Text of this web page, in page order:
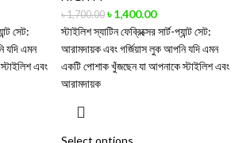
সেট:
যদি এমন
এবং
৳1,700.00 ৳1,400.00
স্টাইলিশ স্যাটিন ফেব্রিক্সের সার্ট-প্যান্ট সেট:
আরামদায়ক এবং গর্জিয়াস লুক আপনি যদি এমন
একটি পোশাক খুঁজছেন যা আপনাকে স্টাইলিশ এবং
আরামদায়ক
Select options